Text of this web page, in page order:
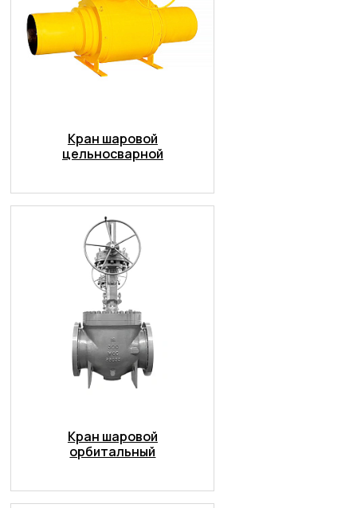
Кран шаровой
цельносварной
Кран шаровой
орбитальный